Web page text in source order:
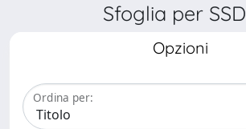
Sfoglia per SSD
Opzioni
Ordina per: